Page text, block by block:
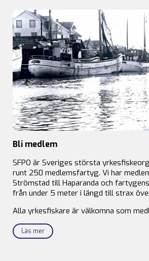
Bli medlem
SFPO är Sveriges största
runt 250 medlemsfartyg. Vi har
Strömstad till Haparanda och
från under 5 meter i längd till strax
Alla yrkesfiskare är välkomna som
Läs mer